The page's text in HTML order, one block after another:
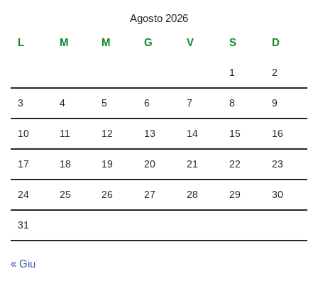
Agosto 2026
L
M M G V S D
1 2
3 4 5 6 7 8 9
10 11 12 13 14 15 16
17 18 19 20 21 22 23
24 25 26 27 28 29 30
31
« Giu